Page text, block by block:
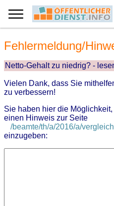
Fehlermeldung/
Netto-Gehalt zu niedrig? -
Vielen Dank, dass Sie
zu verbessern!
Sie haben hier die
einen Hinweis zur Seite
/beamte/th/a/2016/a/
einzugeben: